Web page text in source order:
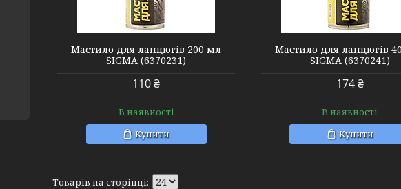
Мастило для ланцюгів 200 мл
SIGMA (6370231)
110 ₴
В наявності
Купити
6370241
Мастило для ланцюгів
SIGMA (6370241)
174 ₴
В наявності
Купити